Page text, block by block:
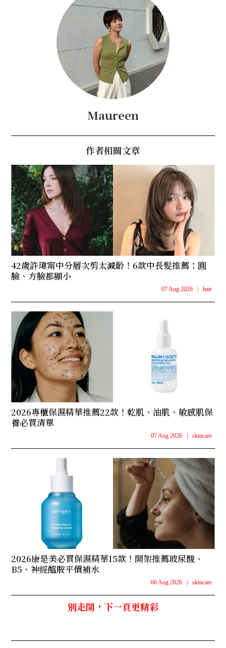
Maureen
作者相關文章
42歲許瑋甯中分層次剪太減齡！6款中長髮推薦：圓
臉、方臉都顯小
07 Aug 2026 hair
2026專櫃保濕精華推薦22款！乾肌、油肌、敏感肌保
養必買清單
07 Aug 2026 skincare
2026康是美必買保濕精華15款！開架推薦玻尿酸、
B5、神經醯胺平價補水
06 Aug 2026 skincare
別走開，下一頁更精彩